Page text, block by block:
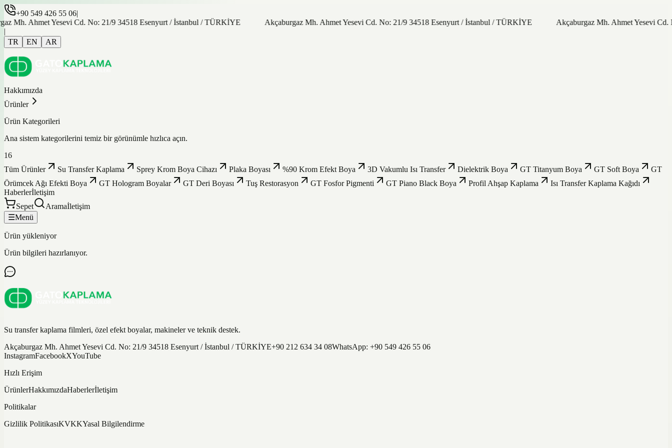
+90 549 426 55 06|
Mh. Ahmet Yesevi Cd. No: 21/9 34518 Esenyurt / İstanbul / TÜRKİYE
Akçaburgaz Mh. Ahmet Yesevi Cd. No: 21/9 34518 Esenyurt / İstanbul / TÜRKİYE
Akçaburgaz Mh. Ahmet Yesevi
|
TR
EN AR
Hakkımızda
Ürünler
Ürün Kategorileri
Ana sistem kategorilerini temiz bir görünümle hızlıca açın.
16
Tüm Ürünler
Su Transfer Kaplama Sprey Krom Boya Cihazı Plaka Boyası %90 Krom Efekt Boya 3D Vakumlu Isı Transfer Dielektrik Boya GT Titanyum Boya GT Soft Boya
GT
Örümcek Ağı Efekti Boya
GT Hologram Boyalar GT Deri Boyası Tuş Restorasyon GT Fosfor Pigmenti GT Piano Black Boya Profil Ahşap Kaplama
Isı Transfer Kaplama Kağıdı
Haberlerİletişim
Sepet
Aramaİletişim
☰Menü
Ürün yükleniyor
Ürün bilgileri hazırlanıyor.
Su transfer kaplama filmleri, özel efekt boyalar, makineler ve teknik destek.
Akçaburgaz Mh. Ahmet Yesevi Cd. No: 21/9 34518 Esenyurt / İstanbul / TÜRKİYE+90 212 634 34 08WhatsApp: +90 549 426 55 06
InstagramFacebookXYouTube
Hızlı Erişim
ÜrünlerHakkımızdaHaberlerİletişim
Politikalar
Gizlilik PolitikasıKVKKYasal Bilgilendirme